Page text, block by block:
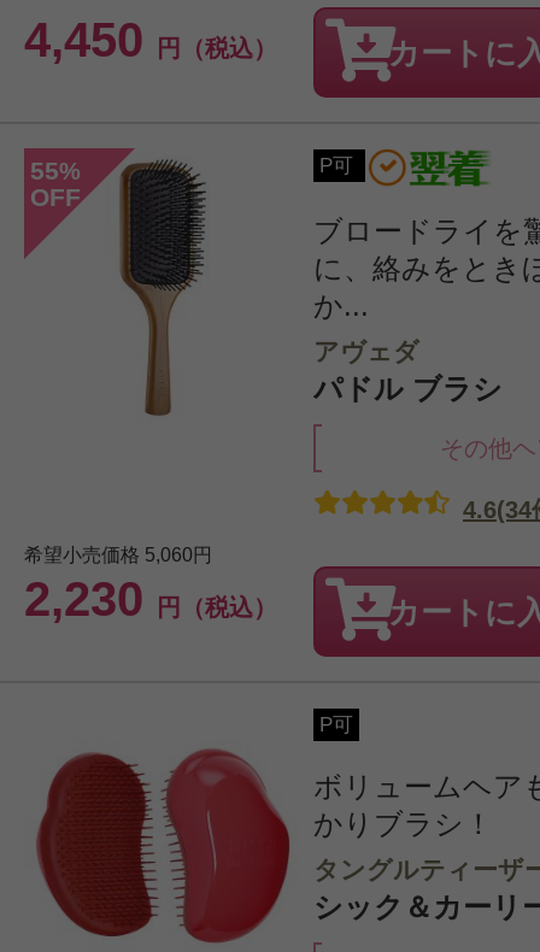
4,450 円（税込） カートに
55%
OFF
P可
ブロードライを
に、絡みをとき
か...
アヴェダ
パドル ブラシ
その他
希望小売価格 5,060円
2,230 円（税込）
4.6(34
カートに
P可
ボリュームヘア
かりブラシ！
タングルティーザ
シック＆カーリ